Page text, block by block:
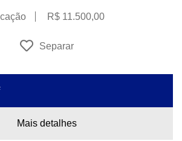
R$ 11.500,00
Separar
Mais detalhes